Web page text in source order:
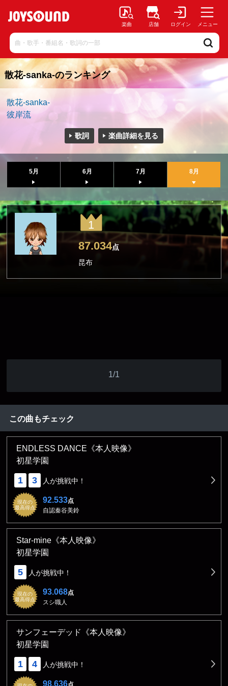
楽曲 店舗 ログイン メニュー
散花-sanka-のランキング
散花-sanka-
彼岸流
歌詞 楽曲詳細を見る
5月 6月 7月 8月
1
87.034点
昆布
1/1
この曲もチェック
ENDLESS DANCE《本人映像》
初星学園
1 3 人が挑戦中！
現在の
最高得点
92.533点
自認秦谷美鈴
Star-mine《本人映像》
初星学園
5 人が挑戦中！
現在の
最高得点
93.068点
スシ職人
サンフェーデッド《本人映像》
初星学園
1 4 人が挑戦中！
98.636点